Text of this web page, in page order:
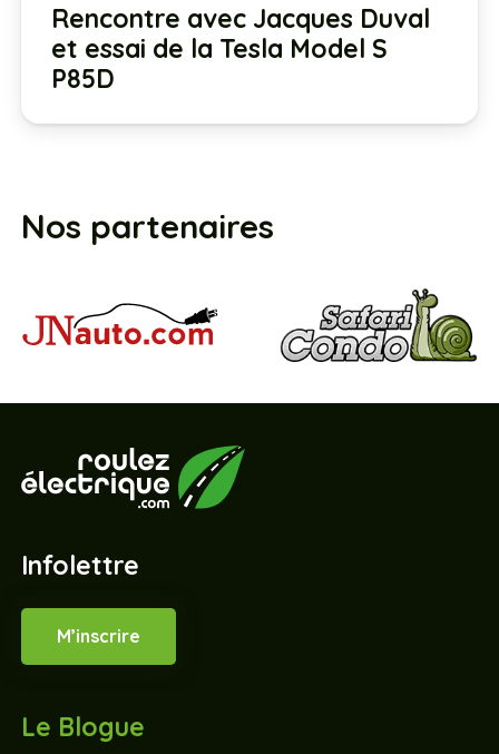
Rencontre avec Jacques Duval
et essai de la Tesla Model S
P85D
Nos partenaires
Infolettre
M’inscrire
Le Blogue